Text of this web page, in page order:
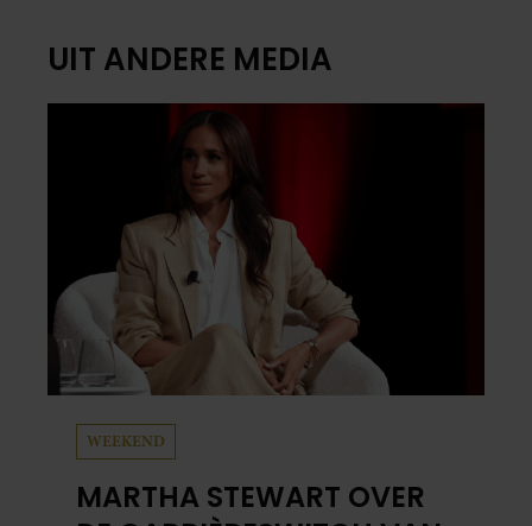
UIT ANDERE MEDIA
WEEKEND
MARTHA STEWART OVER